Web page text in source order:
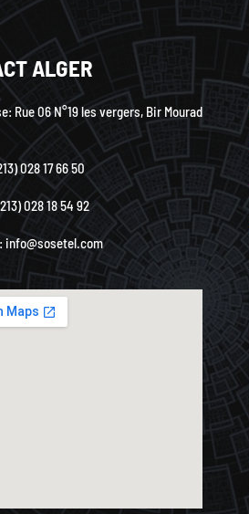
ALGER
Rue 06 N°19 les vergers, Bir Mourad
028 17 66 50
028 18 54 92
info@sosetel.com